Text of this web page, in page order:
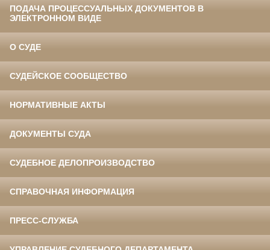
ПОДАЧА ПРОЦЕССУАЛЬНЫХ ДОКУМЕНТОВ В
ЭЛЕКТРОННОМ ВИДЕ
О СУДЕ
СУДЕЙСКОЕ СООБЩЕСТВО
НОРМАТИВНЫЕ АКТЫ
ДОКУМЕНТЫ СУДА
СУДЕБНОЕ ДЕЛОПРОИЗВОДСТВО
СПРАВОЧНАЯ ИНФОРМАЦИЯ
ПРЕСС-СЛУЖБА